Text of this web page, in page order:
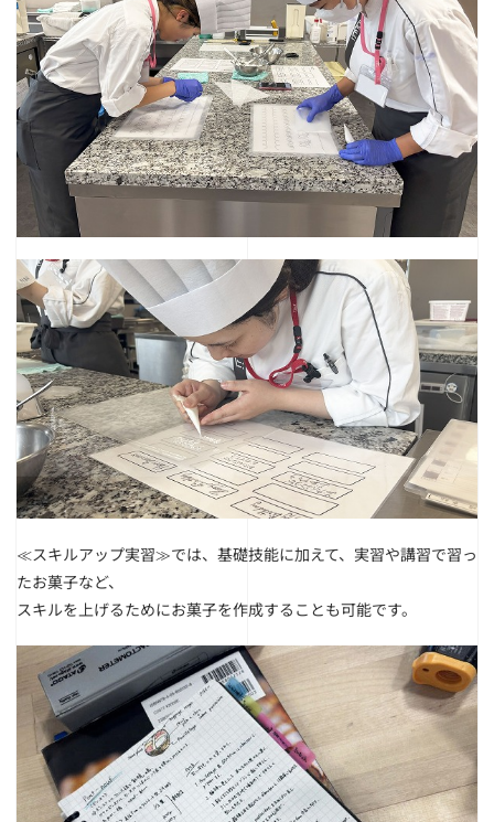
≪スキルアップ実習≫では、基礎技能に加えて、実習や講習で習っ
たお菓子など、
スキルを上げるためにお菓子を作成することも可能です。